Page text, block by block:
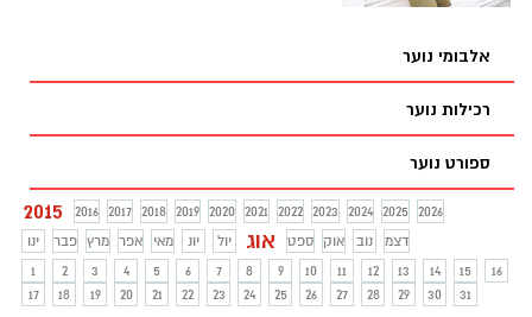
אלבומי נוער
רכילות נוער
ספורט נוער
2015 2016 2017 2018 2019 2020 2021 2022 2023 2024 2025
2026
ינו
פבר מרץ אפר מאי יונ יול אוג ספט אוק נוב
דצמ
1
2 3 4 5 6 7 8 9 10 11 12 13 14 15
16
17
18 19 20 21 22 23 24 25 26 27 28 29 30 31